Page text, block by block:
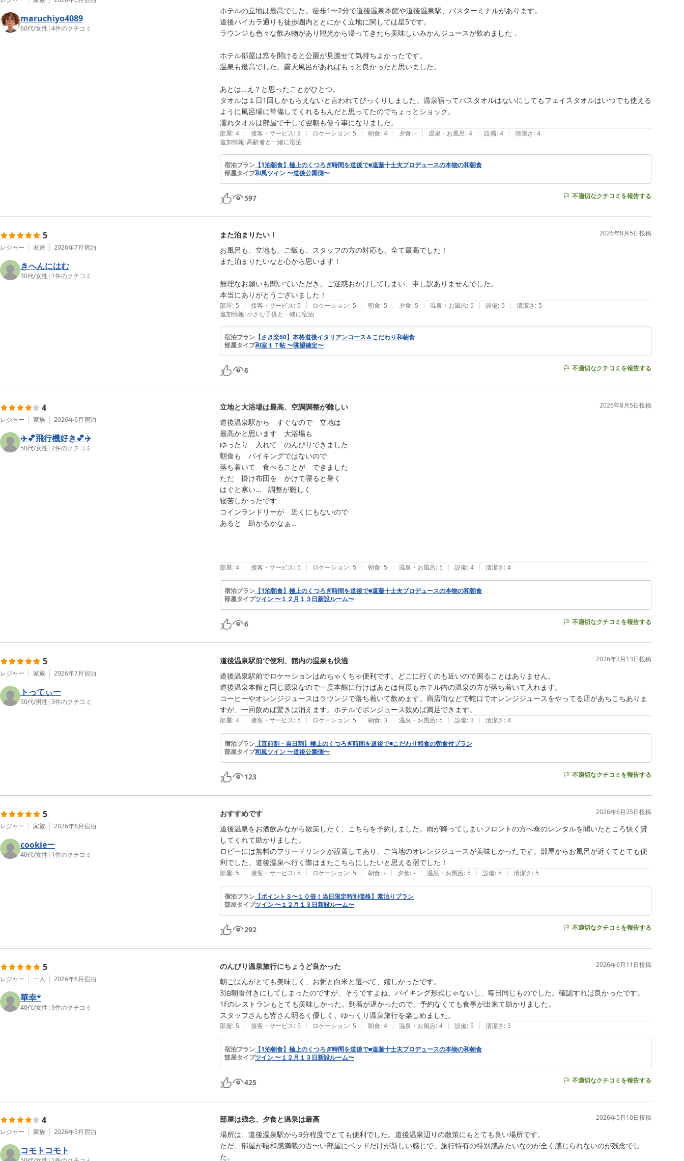
maruchiyo4089
60代/女性 |4件のクチコミ
ホテルの立地は最高でした。徒歩1〜2分で道後温泉本館や道後温泉駅、バスターミナルがあります。
道後ハイカラ通りも徒歩圏内ととにかく立地に関しては星5です。
ラウンジも色々な飲み物があり観光から帰ってきたら美味しいみかんジュースが飲めました．
ホテル部屋は窓を開けると公園が見渡せて気持ちよかったです。
温泉も最高でした。露天風呂があればもっと良かったと思いました。
あとは…え？と思ったことがひとつ。
タオルは１日1回しかもらえないと言われてびっくりしました。温泉宿ってバスタオルはないにしてもフェイスタオルはいつでも使える
ように風呂場に常備してくれるもんだと思ってたのでちょっとショック。
濡れタオルは部屋で干して翌朝も使う事になりました。
部屋: 4 | 接客・サービス: 3 | ロケーション: 5 | 朝食: 4 | 夕食: - | 温泉・お風呂: 4 | 設備: 4 | 清潔さ: 4
追加情報:高齢者と一緒に宿泊
宿泊プラン 【1泊朝食】極上のくつろぎ時間を道後で■遠藤十士夫プロデュースの本物の和朝食
部屋タイプ和風ツイン 〜道後公園側〜
597 不適切なクチコミを報告する
5
レジャー 友達 2026年7月宿泊
きへんにはむ
30代/女性 | 1件のクチコミ
また泊まりたい！ 2026年8月5日投稿
お風呂も、立地も、ご飯も、スタッフの方の対応も、全て最高でした！
また泊まりたいなと心から思います！
無理なお願いも聞いていただき、ご迷惑おかけしてしまい、申し訳ありませんでした。
本当にありがとうございました！
部屋: 5 | 接客・サービス: 5 | ロケーション: 5 | 朝食: 5 | 夕食: 5 | 温泉・お風呂: 5 | 設備: 5 | 清潔さ: 5
追加情報:小さな子供と一緒に宿泊
宿泊プラン 【さき楽60】本格道後イタリアンコース＆こだわり和朝食
部屋タイプ和室１７帖 〜眺望確定〜
6 不適切なクチコミを報告する
4
レジャー 家族 2026年6月宿泊
✈️💕飛行機好き💕✈️
50代/女性 |2件のクチコミ
立地と大浴場は最高、空調調整が難しい 2026年8月5日投稿
道後温泉駅から　すぐなので　立地は
最高かと思います　大浴場も
ゆったり　入れて　のんびりできました
朝食も　バイキングではないので
落ち着いて　食べることが　できました
ただ　掛け布団を　かけて寝ると暑く
はぐと寒い…　調整が難しく
寝苦しかったです
コインランドリーが　近くにもないので
あると　助かるかなぁ…
部屋: 4 | 接客・サービス: 5 | ロケーション: 5 | 朝食: 5 | 温泉・お風呂: 5 | 設備: 4 | 清潔さ: 4
宿泊プラン 【1泊朝食】極上のくつろぎ時間を道後で■遠藤十士夫プロデュースの本物の和朝食
部屋タイプツイン 〜１２月１３日新設ルーム〜
6 不適切なクチコミを報告する
5
レジャー 家族 2026年7月宿泊
トってぃー
50代/男性 |3件のクチコミ
道後温泉駅前で便利、館内の温泉も快適 2026年7月13日投稿
道後温泉駅前でロケーションはめちゃくちゃ便利です。どこに行くのも近いので困ることはありません。
道後温泉本館と同じ源泉なので一度本館に行けばあとは何度もホテル内の温泉の方が落ち着いて入れます。
コーヒーやオレンジジュースはラウンジで落ち着いて飲めます。商店街などで蛇口でオレンジジュースをやってる店があちこちありま
部屋: 4 | 接客・サービス: 5 | ロケーション: 5 | 朝食: 3 | 温泉・お風呂: 5 | 設備: 3 | 清潔さ: 4
宿泊プラン 【直前割・当日割】極上のくつろぎ時間を道後で■こだわり和食の朝食付プラン
部屋タイプ和風ツイン 〜道後公園側〜
123 不適切なクチコミを報告する
5
レジャー 家族 2026年6月宿泊
cookieー
40代/女性 | 1件のクチコミ
おすすめです 2026年6月25日投稿
道後温泉をお酒飲みながら散策したく、こちらを予約しました。雨が降ってしまいフロントの方へ傘のレンタルを聞いたところ快く貸
してくれて助かりました。
ロビーには無料のフリードリンクが設置してあり、ご当地のオレンジジュースが美味しかったです。部屋からお風呂が近くてとても便
部屋: 5 | 接客・サービス: 5 | ロケーション: 5 | 朝食: - | 夕食: - | 温泉・お風呂: 5 | 設備: 5 | 清潔さ: 5
宿泊プラン 【ポイント３〜１０倍！当日限定特別価格】素泊りプラン
部屋タイプツイン 〜１２月１３日新設ルーム〜
292 不適切なクチコミを報告する
5
レジャー 一人 2026年6月宿泊
華幸*
40代/女性 |9件のクチコミ
のんびり温泉旅行にちょうど良かった 2026年6月11日投稿
朝ごはんがとても美味しく、お粥と白米と選べて、嬉しかったです。
3泊朝食付きにしてしまったのですが、そうですよね、バイキング形式じゃないし、毎日同じものでした。確認すれば良かったです。
1Fのレストランもとても美味しかった。到着が遅かったので、予約なくても食事が出来て助かりました。
部屋: 5 | 接客・サービス: 5 | ロケーション: 5 | 朝食: 4 | 温泉・お風呂: 4 | 設備: 5 | 清潔さ: 5
宿泊プラン 【1泊朝食】極上のくつろぎ時間を道後で■遠藤十士夫プロデュースの本物の和朝食
部屋タイプツイン 〜１２月１３日新設ルーム〜
425 不適切なクチコミを報告する
4
レジャー 家族 2026年5月宿泊
コモトコモト
部屋は残念、夕食と温泉は最高 2026年5月10日投稿
場所は、道後温泉駅から3分程度でとても便利でした。道後温泉辺りの散策にもとても良い場所です。
ただ、部屋が昭和感満載の古〜い部屋にベッドだけが新しい感じで、旅行特有の特別感みたいなのが全く感じられないのが残念でし
た。